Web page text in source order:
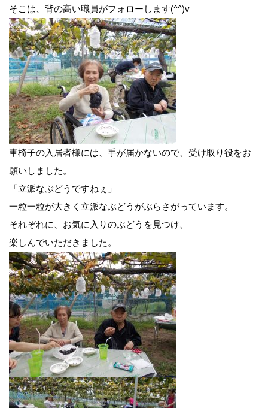
そこは、背の高い職員がフォローします(^^)v
車椅子の入居者様には、手が届かないので、受け取り役をお
願いしました。
「立派なぶどうですねぇ」
一粒一粒が大きく立派なぶどうがぶらさがっています。
それぞれに、お気に入りのぶどうを見つけ、
楽しんでいただきました。